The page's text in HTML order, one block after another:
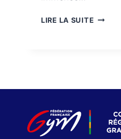
LIRE LA SUITE STAGES